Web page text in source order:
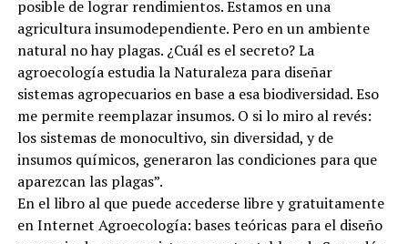
posible de lograr rendimientos. Estamos en una
agricultura insumodependiente. Pero en un ambiente
natural no hay plagas. ¿Cuál es el secreto? La
agroecología estudia la Naturaleza para diseñar
sistemas agropecuarios en base a esa biodiversidad. Eso
me permite reemplazar insumos. O si lo miro al revés:
los sistemas de monocultivo, sin diversidad, y de
insumos químicos, generaron las condiciones para que
aparezcan las plagas”.
En el libro al que puede accederse libre y gratuitamente
en Internet Agroecología: bases teóricas para el diseño